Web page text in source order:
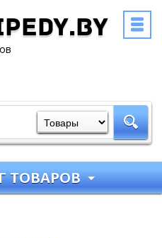
ТОВАРОВ